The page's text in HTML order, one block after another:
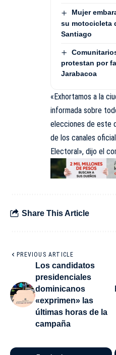
Mujer
su motocicleta
Santiago
protestan por
Jarabacoa
«Exhortamos a la
informada sobre
elecciones de este
de los canales
Electoral», dijo el
Share This Article
PREVIOUS ARTICLE
Los candidatos
presidenciales
dominicanos
«exprimen» las
últimas horas de la
campaña